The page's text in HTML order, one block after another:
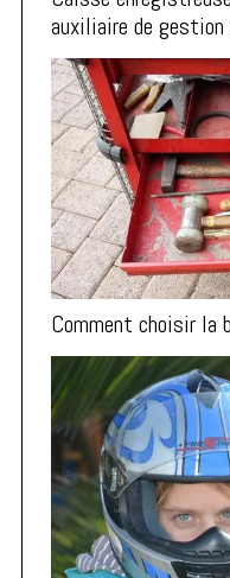
auxiliaire de gestion
Comment choisir la